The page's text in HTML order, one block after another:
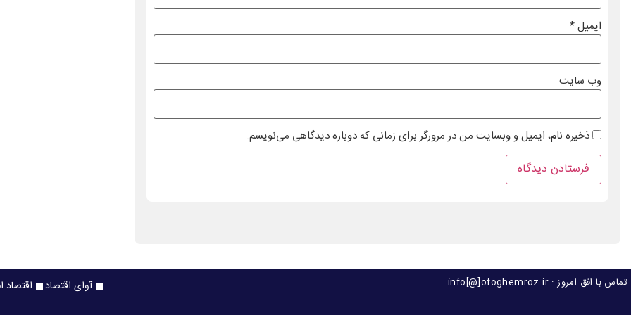
ایمیل*
وب‌ سایت
ذخیره نام، ایمیل و وبسایت من در مرورگر برای زمانی که دوباره دیدگاهی می‌نویسم.
تماس با افق امروز : info[@]ofoghemroz.ir آوای اقتصاد اقتصاد